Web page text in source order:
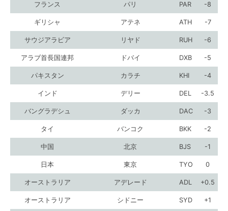
フランス パリ PAR -8
ギリシャ アテネ ATH -7
サウジアラビア リヤド RUH -6
アラブ首長国連邦 ドバイ DXB -5
パキスタン カラチ KHI -4
インド デリー DEL -3.5
バングラデシュ ダッカ DAC -3
タイ バンコク BKK -2
中国 北京 BJS -1
日本 東京 TYO 0
オーストラリア アデレード ADL +0.5
オーストラリア シドニー SYD +1